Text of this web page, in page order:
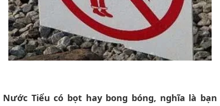
Nước Tiểu có bọt hay bong bóng, nghĩa là bạn